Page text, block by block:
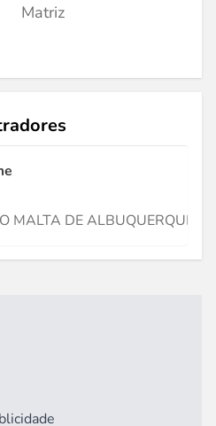
Matriz
MALTA DE ALBUQUERQUE